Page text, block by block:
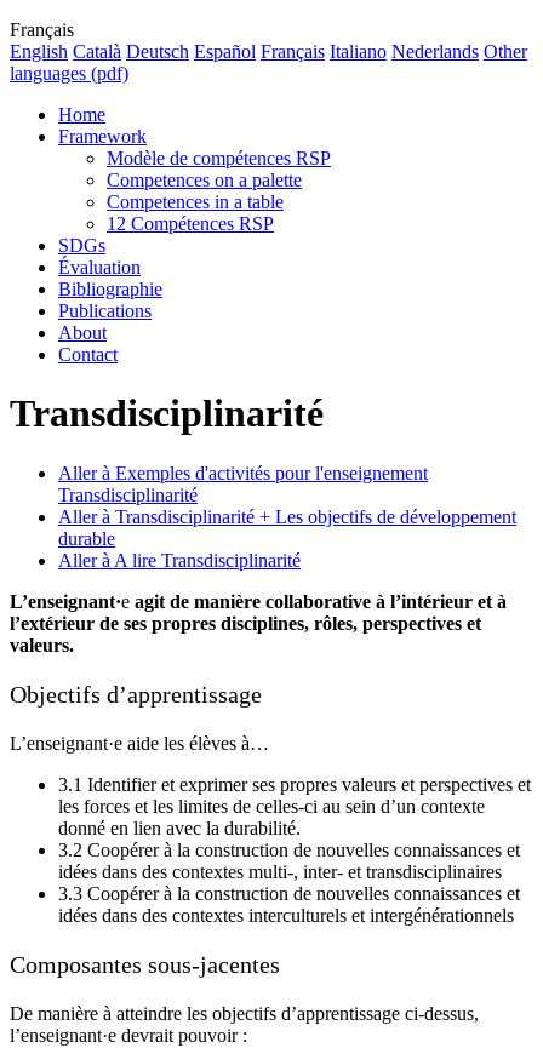
Français
English Català Deutsch Español Français Italiano Nederlands Other
languages (pdf)
Home
Framework
Modèle de compétences RSP
Competences on a palette
Competences in a table
12 Compétences RSP
SDGs
Évaluation
Bibliographie
Publications
About
Contact
Transdisciplinarité
Aller à Exemples d'activités pour l'enseignement
Transdisciplinarité
Aller à Transdisciplinarité + Les objectifs de développement
durable
Aller à A lire Transdisciplinarité
L’enseignant·e agit de manière collaborative à l’intérieur et à
l’extérieur de ses propres disciplines, rôles, perspectives et
valeurs.
Objectifs d’apprentissage
L’enseignant·e aide les élèves à…
3.1 Identifier et exprimer ses propres valeurs et perspectives et
les forces et les limites de celles-ci au sein d’un contexte
donné en lien avec la durabilité.
3.2 Coopérer à la construction de nouvelles connaissances et
idées dans des contextes multi-, inter- et transdisciplinaires
3.3 Coopérer à la construction de nouvelles connaissances et
idées dans des contextes interculturels et intergénérationnels
Composantes sous-jacentes
De manière à atteindre les objectifs d’apprentissage ci-dessus,
l’enseignant·e devrait pouvoir :